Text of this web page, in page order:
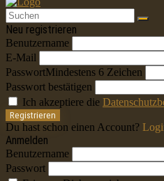
Neu registrieren
Benutzername
E-Mail
PasswortMindestens 6 Zeichen
Passwort bestätigen
Ich akzeptiere die
Registrieren
Du hast schon einen Account?
Anmelden
Benutzername
Passwort